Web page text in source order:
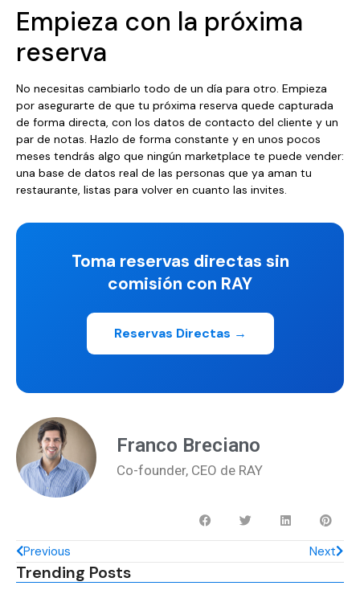
Empieza con la próxima
reserva
No necesitas cambiarlo todo de un día para otro. Empieza
por asegurarte de que tu próxima reserva quede capturada
de forma directa, con los datos de contacto del cliente y un
par de notas. Hazlo de forma constante y en unos pocos
meses tendrás algo que ningún marketplace te puede vender:
una base de datos real de las personas que ya aman tu
restaurante, listas para volver en cuanto las invites.
Toma reservas directas sin
comisión con RAY
Reservas Directas →
Franco Breciano
Co-founder, CEO de RAY
Previous Next
Trending Posts